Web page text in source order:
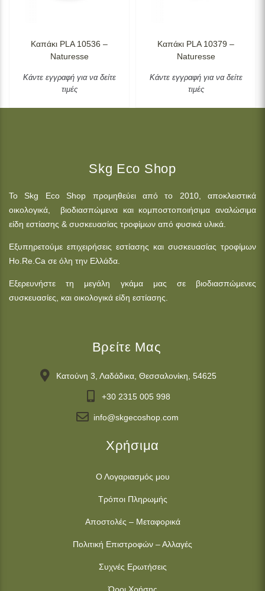
Καπάκι PLA 10536 –
Naturesse
Κάντε εγγραφή για να δείτε
τιμές
Καπάκι PLA 10379 –
Naturesse
Κάντε εγγραφή για να δείτε
τιμές
Skg Eco Shop
Το Skg Eco Shop προμηθεύει από το 2010, αποκλειστικά
οικολογικά, βιοδιασπώμενα και κομποστοποιήσιμα αναλώσιμα
είδη εστίασης & συσκευασίας τροφίμων από φυσικά υλικά.
Εξυπηρετούμε επιχειρήσεις εστίασης και συσκευασίας τροφίμων
Ho.Re.Ca σε όλη την Ελλάδα.
Εξερευνήστε τη μεγάλη γκάμα μας σε βιοδιασπώμενες
συσκευασίες, και οικολογικά είδη εστίασης.
Βρείτε Μας
Κατούνη 3, Λαδάδικα, Θεσσαλονίκη, 54625
+30 2315 005 998
info@skgecoshop.com
Χρήσιμα
Ο Λογαριασμός μου
Τρόποι Πληρωμής
Αποστολές – Μεταφορικά
Πολιτική Επιστροφών – Αλλαγές
Συχνές Ερωτήσεις
Όροι Χρήσης